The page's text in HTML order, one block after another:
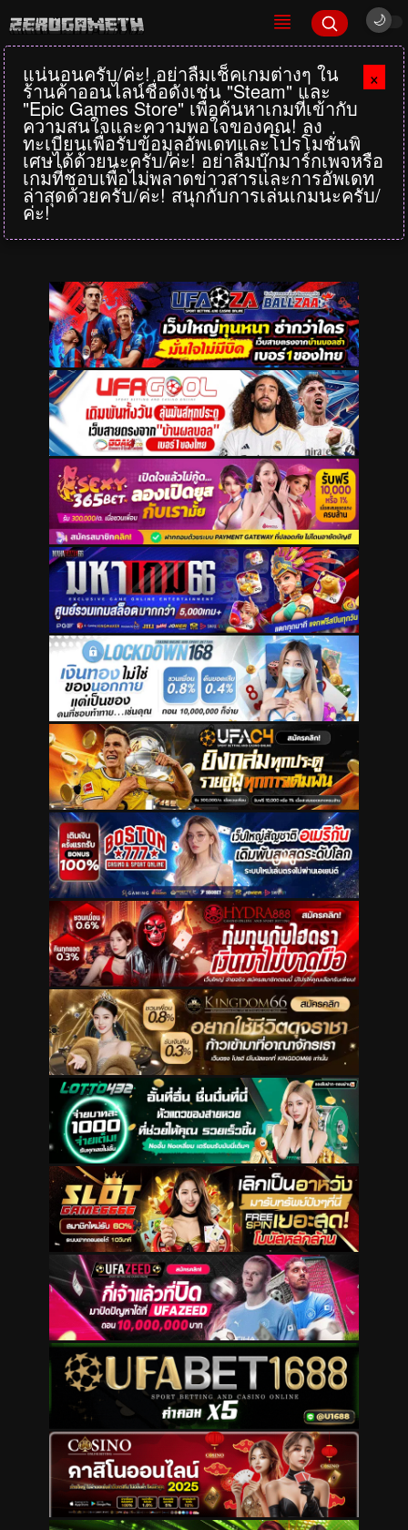
×
แน่นอนครับ/ค่ะ! อย่าลืมเช็คเกมต่างๆ ใน
ร้านค้าออนไลน์ชื่อดังเช่น "Steam" และ
"Epic Games Store" เพื่อค้นหาเกมที่เข้ากับ
ความสนใจและความพอใจของคุณ! ลง
ทะเบียนเพื่อรับข้อมูลอัพเดทและโปรโมชั่นพิ
เศษได้ด้วยนะครับ/ค่ะ! อย่าลืมบุ๊กมาร์กเพจหรือ
เกมที่ชอบเพื่อไม่พลาดข่าวสารและการอัพเดท
ล่าสุดด้วยครับ/ค่ะ! สนุกกับการเล่นเกมนะครับ/
ค่ะ!